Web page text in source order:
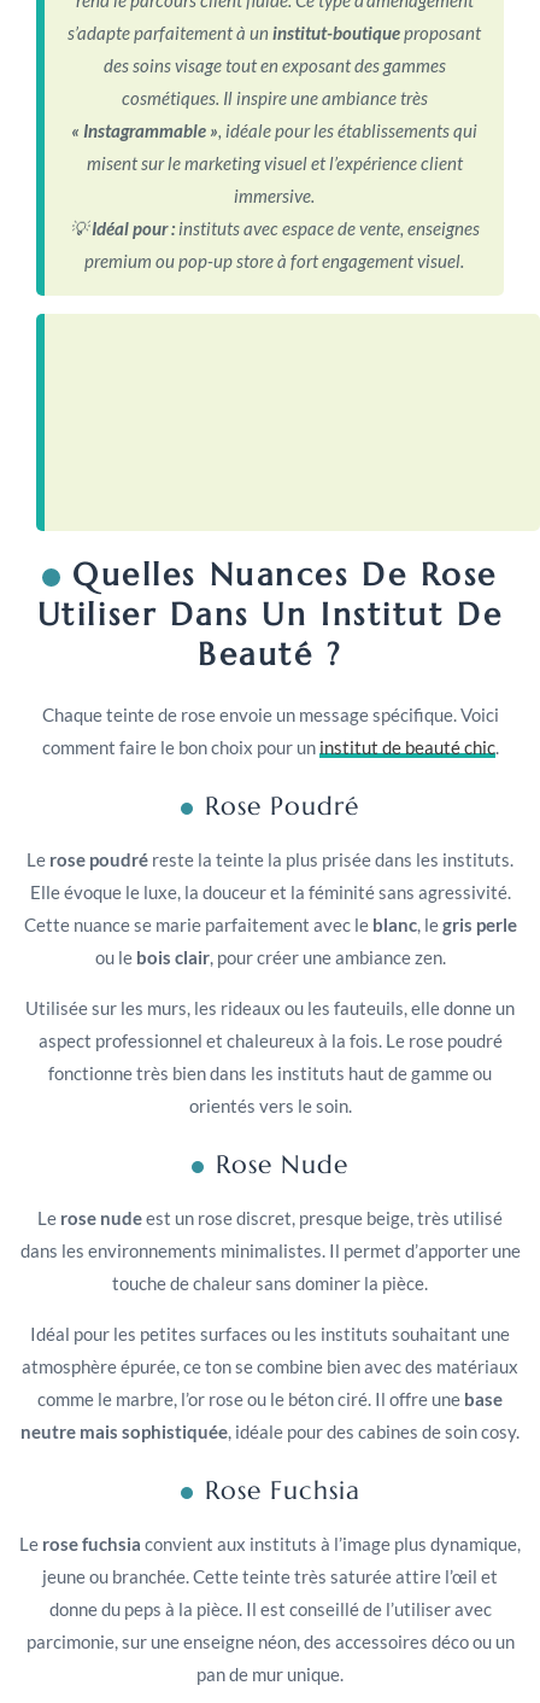
s’adapte parfaitement à uninstitut-boutiqueproposant
des soins visage tout en exposant des gammes
cosmétiques. Il inspire une ambiance très
« Instagrammable », idéale pour les établissements qui
misent sur le marketing visuel et l’expérience client
immersive.
💡Idéal pour :instituts avec espace de vente, enseignes
premium ou pop-up store à fort engagement visuel.
Quelles Nuances De Rose
Utiliser Dans Un Institut De
Beauté ?
Chaque teinte de rose envoie un message spécifique. Voici
comment faire le bon choix pour un institut de beauté chic.
Rose Poudré
Le rose poudré reste la teinte la plus prisée dans les instituts.
Elle évoque le luxe, la douceur et la féminité sans agressivité.
Cette nuance se marie parfaitement avec le blanc, legris perle
ou le bois clair, pour créer une ambiance zen.
Utilisée sur les murs, les rideaux ou les fauteuils, elle donne un
aspect professionnel et chaleureux à la fois. Le rose poudré
fonctionne très bien dans les instituts haut de gamme ou
orientés vers le soin.
Rose Nude
Le rose nudeest un rose discret, presque beige, très utilisé
dans les environnements minimalistes. Il permet d’apporter une
touche de chaleur sans dominer la pièce.
Idéal pour les petites surfaces ou les instituts souhaitant une
atmosphère épurée, ce ton se combine bien avec des matériaux
comme le marbre, l’or rose ou le béton ciré. Il offre une base
neutre mais sophistiquée , idéale pour des cabines de soin cosy.
Rose Fuchsia
Le rose fuchsia convient aux instituts à l’image plus dynamique,
jeune ou branchée. Cette teinte très saturée attire l’œil et
donne du peps à la pièce. Il est conseillé de l’utiliser avec
parcimonie, sur une enseigne néon, des accessoires déco ou un
pan de mur unique.